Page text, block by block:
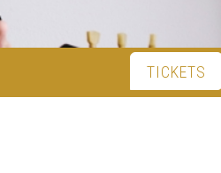
TICKETS